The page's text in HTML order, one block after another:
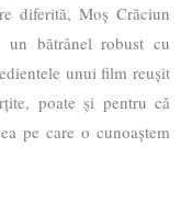
diferită, Moș Crăciun
un bătrânel robust cu
unui film reușit
poate și pentru că
pe care o cunoaștem